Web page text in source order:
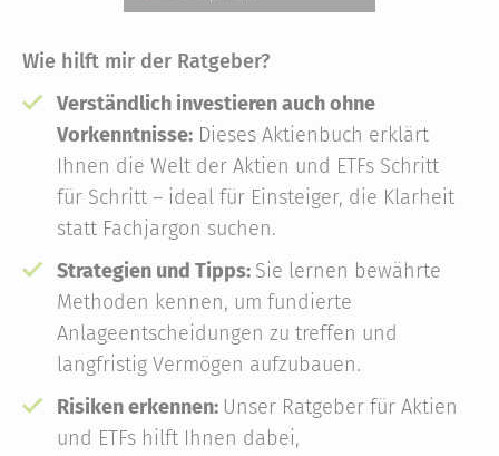
Wie hilft mir der Ratgeber?
Verständlich investieren auch ohne
Vorkenntnisse: Dieses Aktienbuch erklärt
Ihnen die Welt der Aktien und ETFs Schritt
für Schritt – ideal für Einsteiger, die Klarheit
statt Fachjargon suchen.
Strategien und Tipps: Sie lernen bewährte
Methoden kennen, um fundierte
Anlageentscheidungen zu treffen und
langfristig Vermögen aufzubauen.
Risiken erkennen: Unser Ratgeber für Aktien
und ETFs hilft Ihnen dabei,